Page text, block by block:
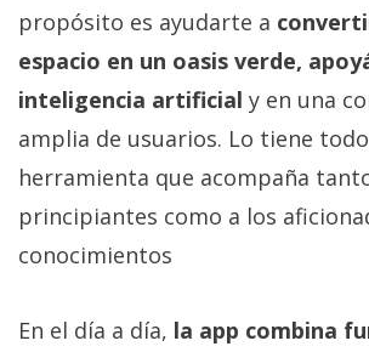
propósito es ayudarte a
espacio en un oasis verde,
inteligencia artificial y en una
amplia de usuarios. Lo tiene
herramienta que acompaña
principiantes como a los
conocimientos
En el día a día, la app combina